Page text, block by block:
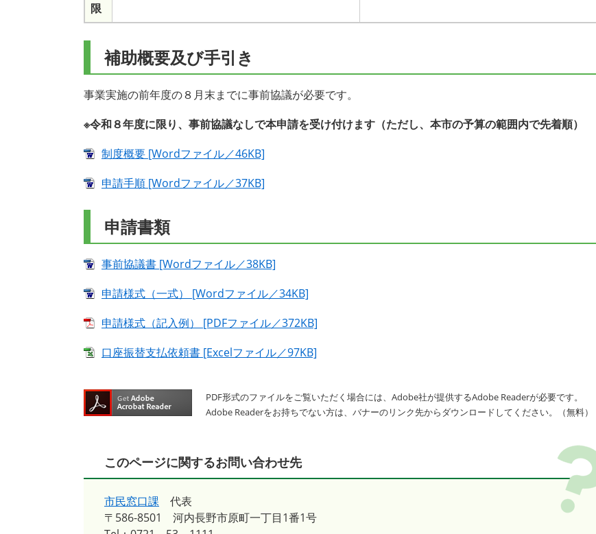
限
補助概要及び手引き
事業実施の前年度の８月末までに事前協議が必要です。
※令和８年度に限り、事前協議なしで本申請を受け付けます（ただし、本市の予算の範囲内で先着順）
制度概要 [Wordファイル／46KB]
申請手順 [Wordファイル／37KB]
申請書類
事前協議書 [Wordファイル／38KB]
申請様式（一式） [Wordファイル／34KB]
申請様式（記入例） [PDFファイル／372KB]
口座振替支払依頼書 [Excelファイル／97KB]
PDF形式のファイルをご覧いただく場合には、Adobe社が提供するAdobe Readerが必要です。
Adobe Readerをお持ちでない方は、バナーのリンク先からダウンロードしてください。（無料）
このページに関するお問い合わせ先
市民窓口課
代表
〒586-8501
河内長野市原町一丁目1番1号